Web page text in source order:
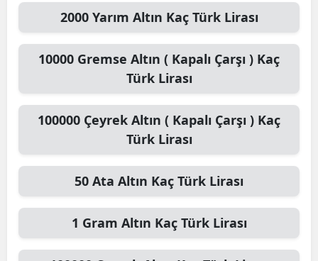
2000 Yarım Altın Kaç Türk Lirası
10000 Gremse Altın ( Kapalı Çarşı ) Kaç
Türk Lirası
100000 Çeyrek Altın ( Kapalı Çarşı ) Kaç
Türk Lirası
50 Ata Altın Kaç Türk Lirası
1 Gram Altın Kaç Türk Lirası